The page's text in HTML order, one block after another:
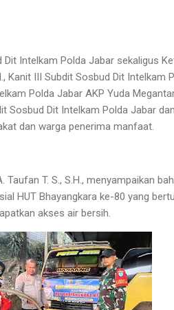
Intelkam Polda Jabar sekaligus
Kanit III Subdit Sosbud Dit Intelkam
Polda Jabar AKP Yuda
Sosbud Dit Intelkam Polda Jabar
dan warga penerima manfaat.
T. S., S.H., menyampaikan
HUT Bhayangkara ke-80 yang
akses air bersih.